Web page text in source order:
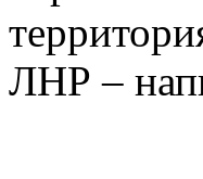
ЛНР –